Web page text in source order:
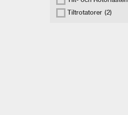
Tiltrotatorer (2)